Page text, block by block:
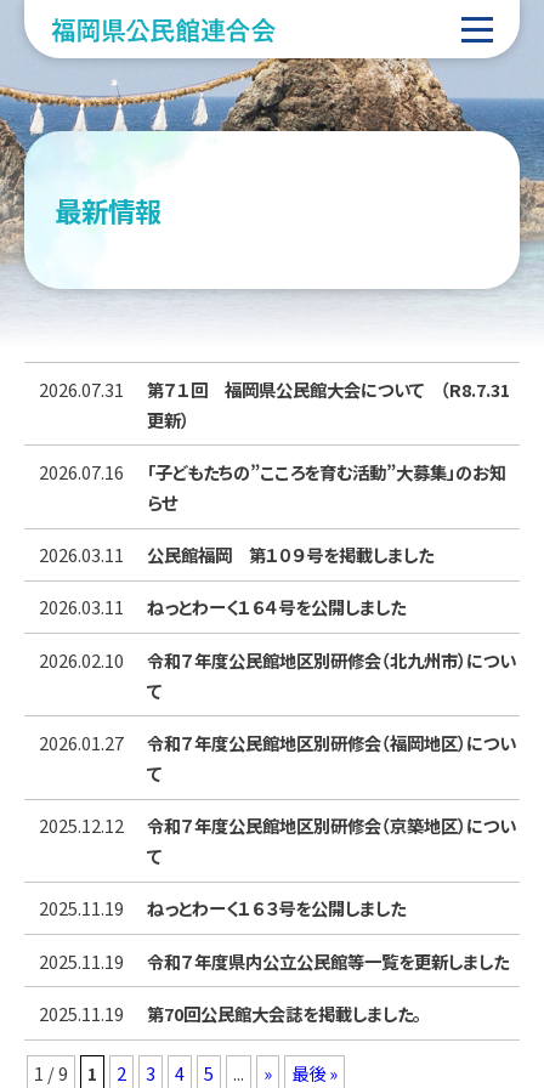
最新情報
2026.07.31
第７１回 福岡県公民館大会について （R8.7.31
更新）
2026.07.16
「子どもたちの”こころを育む活動”大募集」のお知
らせ
2026.03.11 公民館福岡 第１０９号を掲載しました
2026.03.11 ねっとわーく１６４号を公開しました
2026.02.10
令和７年度公民館地区別研修会（北九州市）につい
て
2026.01.27
令和７年度公民館地区別研修会（福岡地区）につい
て
2025.12.12
令和７年度公民館地区別研修会（京築地区）につい
て
2025.11.19 ねっとわーく１６３号を公開しました
2025.11.19 令和７年度県内公立公民館等一覧を更新しました
2025.11.19 第70回公民館大会誌を掲載しました。
1 / 9 1 2 3 4 5 ... » 最後 »